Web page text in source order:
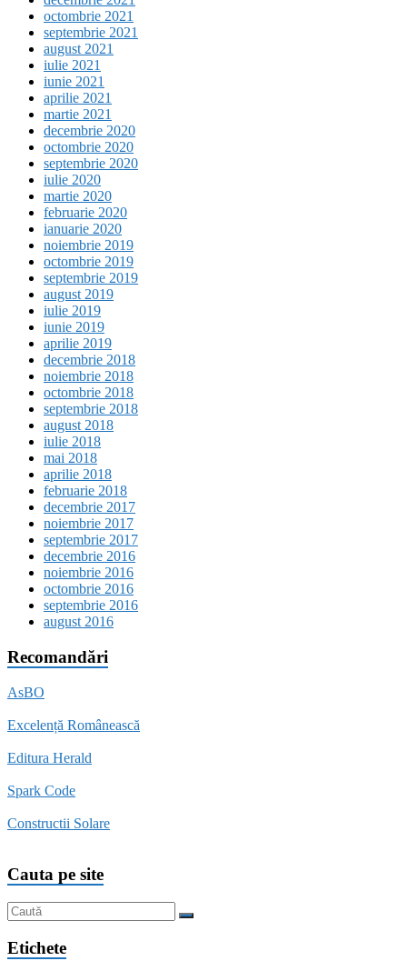
octombrie 2021
septembrie 2021
august 2021
iulie 2021
iunie 2021
aprilie 2021
martie 2021
decembrie 2020
octombrie 2020
septembrie 2020
iulie 2020
martie 2020
februarie 2020
ianuarie 2020
noiembrie 2019
octombrie 2019
septembrie 2019
august 2019
iulie 2019
iunie 2019
aprilie 2019
decembrie 2018
noiembrie 2018
octombrie 2018
septembrie 2018
august 2018
iulie 2018
mai 2018
aprilie 2018
februarie 2018
decembrie 2017
noiembrie 2017
septembrie 2017
decembrie 2016
noiembrie 2016
octombrie 2016
septembrie 2016
august 2016
Recomandări
AsBO
Excelență Românească
Editura Herald
Spark Code
Constructii Solare
Cauta pe site
Etichete